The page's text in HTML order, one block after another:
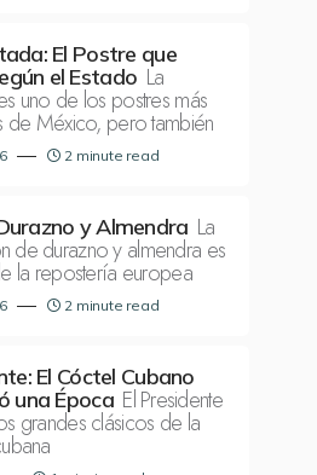
El Postre que
el Estado La
uno de los postres más
de México, pero también
2 minute read
y Almendra La
de durazno y almendra es
la repostería europea
2 minute read
El Cóctel Cubano
una Época El Presidente
grandes clásicos de la